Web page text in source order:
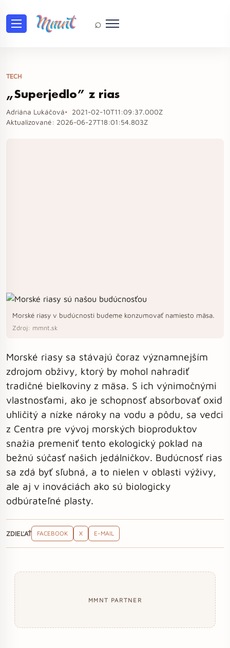
⌕
TECH
„Superjedlo” z rias
Adriána Lukáčová
2021-02-10T11:09:37.000Z
Aktualizované: 2026-06-27T18:01:54.803Z
Morské riasy v budúcnosti budeme konzumovať namiesto mäsa.
Zdroj: mmnt.sk
Morské riasy sa stávajú čoraz významnejším
zdrojom obživy, ktorý by mohol nahradiť
tradičné bielkoviny z mäsa. S ich výnimočnými
vlastnosťami, ako je schopnosť absorbovať oxid
uhličitý a nízke nároky na vodu a pôdu, sa vedci
z Centra pre vývoj morských bioproduktov
snažia premeniť tento ekologický poklad na
bežnú súčasť našich jedálničkov. Budúcnosť rias
sa zdá byť sľubná, a to nielen v oblasti výživy,
ale aj v inováciách ako sú biologicky
odbúrateľné plasty.
ZDIEĽAŤ FACEBOOK X E-MAIL
MMNT PARTNER